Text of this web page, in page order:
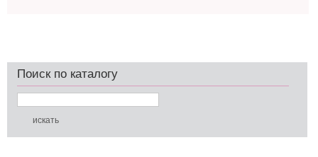
Поиск по каталогу